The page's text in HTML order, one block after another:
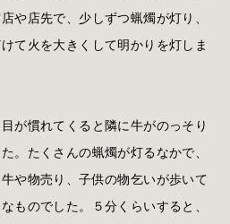
や店先で、少しずつ蝋燭が灯り、
て火を大きくして明かりを灯しま
が慣れてくると隣に牛がのっそり
。たくさんの蝋燭が灯るなかで、
や物売り、子供の物乞いが歩いて
ものでした。５分くらいすると、